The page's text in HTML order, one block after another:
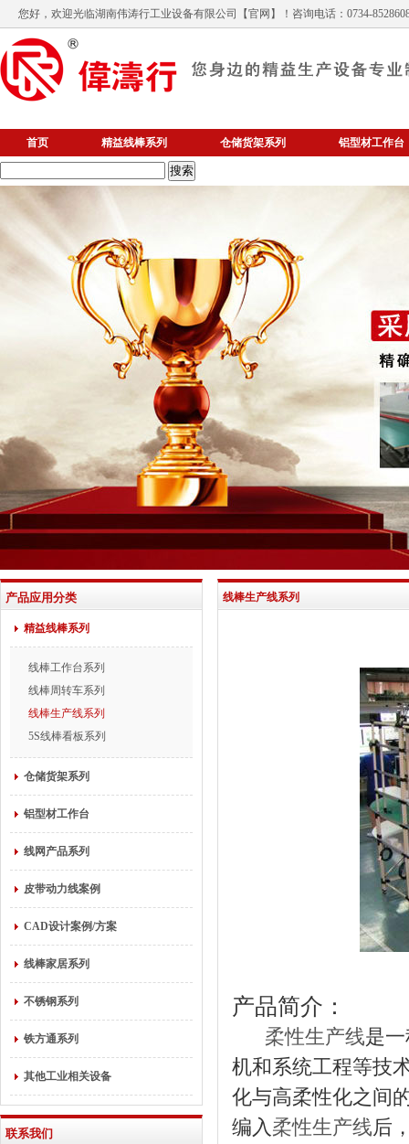
您好，欢迎光临湖南伟涛行工业设备有限公司 【官网】！咨询电话：0734-
首页 精益线棒系列 仓储货架系列 铝型材工作台
产品应用分类
精益线棒系列
线棒工作台系列
线棒周转车系列
线棒生产线系列
5S线棒看板系列
仓储货架系列
铝型材工作台
线网产品系列
皮带动力线案例
CAD设计案例/方案
线棒家居系列
不锈钢系列
铁方通系列
其他工业相关设备
联系我们
线棒生产线系列
产品简介：
柔性生产线是
机和系统工程等技
化与高柔性化之间
编入柔性生产线后